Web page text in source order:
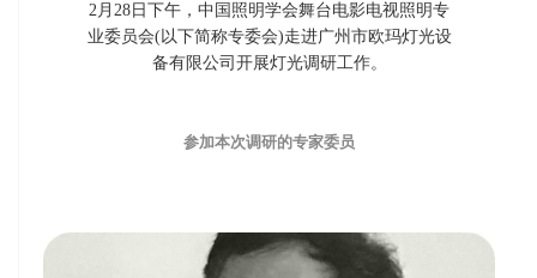
2月28日下午，中国照明学会舞台电影电视照明专
业委员会(以下简称专委会)走进广州市欧玛灯光设
备有限公司开展灯光调研工作。
参加本次调研的专家委员